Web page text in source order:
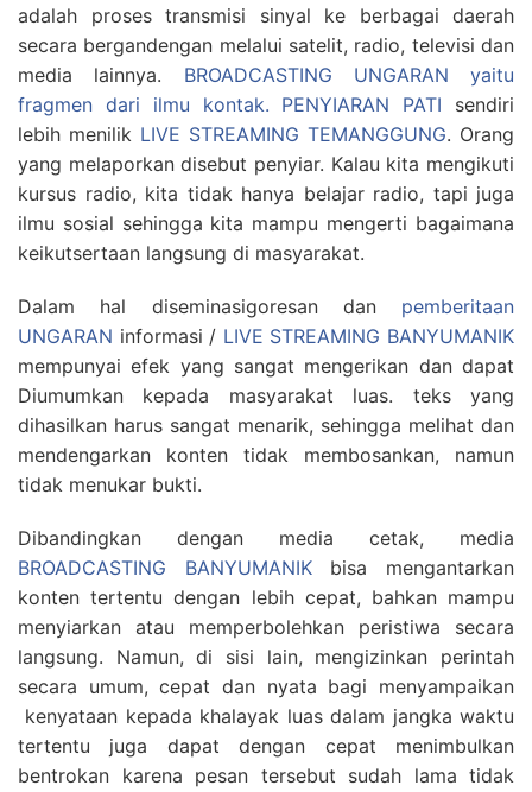
adalah proses transmisi sinyal ke berbagai daerah
secara bergandengan melalui satelit, radio, televisi dan
media lainnya. BROADCASTING UNGARAN yaitu
fragmen dari ilmu kontak. PENYIARAN PATI sendiri
lebih menilik LIVE STREAMING TEMANGGUNG. Orang
yang melaporkan disebut penyiar. Kalau kita mengikuti
kursus radio, kita tidak hanya belajar radio, tapi juga
ilmu sosial sehingga kita mampu mengerti bagaimana
keikutsertaan langsung di masyarakat.
Dalam hal diseminasigoresan dan pemberitaan
UNGARAN informasi / LIVE STREAMING BANYUMANIK
mempunyai efek yang sangat mengerikan dan dapat
Diumumkan kepada masyarakat luas. teks yang
dihasilkan harus sangat menarik, sehingga melihat dan
mendengarkan konten tidak membosankan, namun
tidak menukar bukti.
Dibandingkan dengan media cetak, media
BROADCASTING BANYUMANIKbisa mengantarkan
konten tertentu dengan lebih cepat, bahkan mampu
menyiarkan atau memperbolehkan peristiwa secara
langsung. Namun, di sisi lain, mengizinkan perintah
secara umum, cepat dan nyata bagi menyampaikan
kenyataan kepada khalayak luas dalam jangka waktu
tertentu juga dapat dengan cepat menimbulkan
bentrokan karena pesan tersebut sudah lama tidak